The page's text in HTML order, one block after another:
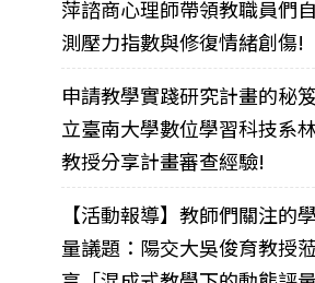
萍諮商心理師帶領教職員們
測壓力指數與修復情緒創傷!
申請教學實踐研究計畫的秘
立臺南大學數位學習科技系
教授分享計畫審查經驗!
【活動報導】教師們關注的
量議題：陽交大吳俊育教授